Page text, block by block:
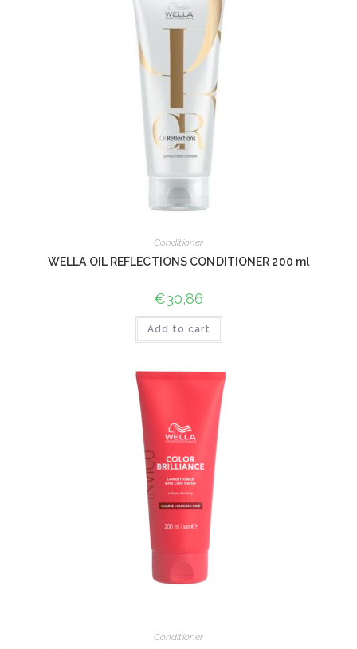
Conditioner
WELLA OIL REFLECTIONS CONDITIONER 200 ml
€30,86
Add to cart
Conditioner